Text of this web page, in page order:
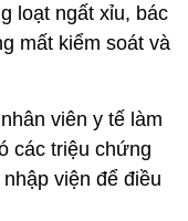
loạt ngất xỉu, bác
mất kiểm soát và
viên y tế làm
các triệu chứng
viện để điều